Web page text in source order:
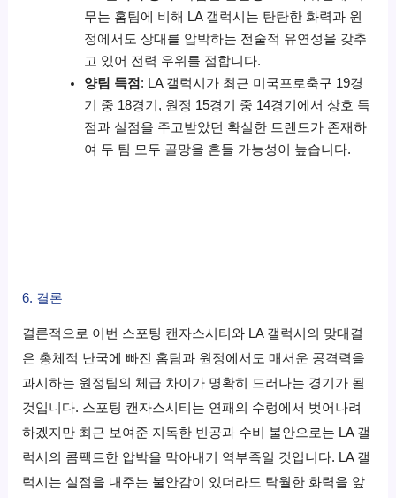
무는 홈팀에 비해 LA 갤럭시는 탄탄한 화력과 원
정에서도 상대를 압박하는 전술적 유연성을 갖추
고 있어 전력 우위를 점합니다.
양팀 득점 : LA 갤럭시가 최근 미국프로축구 19경
기 중 18경기, 원정 15경기 중 14경기에서 상호 득
점과 실점을 주고받았던 확실한 트렌드가 존재하
여 두 팀 모두 골망을 흔들 가능성이 높습니다.
6. 결론
결론적으로 이번 스포팅 캔자스시티와 LA 갤럭시의 맞대결
은 총체적 난국에 빠진 홈팀과 원정에서도 매서운 공격력을
과시하는 원정팀의 체급 차이가 명확히 드러나는 경기가 될
것입니다. 스포팅 캔자스시티는 연패의 수렁에서 벗어나려
하겠지만 최근 보여준 지독한 빈공과 수비 불안으로는 LA 갤
럭시의 콤팩트한 압박을 막아내기 역부족일 것입니다. LA 갤
럭시는 실점을 내주는 불안감이 있더라도 탁월한 화력을 앞